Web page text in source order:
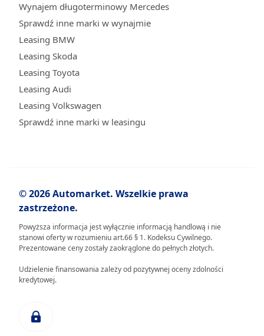
Wynajem długoterminowy Mercedes
Sprawdź inne marki w wynajmie
Leasing BMW
Leasing Skoda
Leasing Toyota
Leasing Audi
Leasing Volkswagen
Sprawdź inne marki w leasingu
© 2026 Automarket. Wszelkie prawa
zastrzeżone.
Powyższa informacja jest wyłącznie informacją handlową i nie
stanowi oferty w rozumieniu art.66 § 1. Kodeksu Cywilnego.
Prezentowane ceny zostały zaokrąglone do pełnych złotych.
Udzielenie finansowania zależy od pozytywnej oceny zdolności
kredytowej.